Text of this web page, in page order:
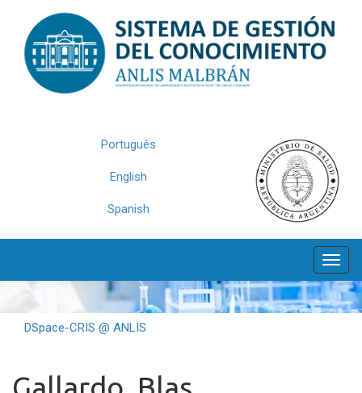
navigation
Português
English
Spanish
DSpace-CRIS @ ANLIS